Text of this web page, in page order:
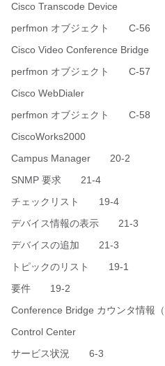
Cisco Transcode Device
perfmon オブジェクト C-56
Cisco Video Conference Bridge
perfmon オブジェクト C-57
Cisco WebDialer
perfmon オブジェクト C-58
CiscoWorks2000
Campus Manager 20-2
SNMP 要求 21-4
チェックリスト 19-4
デバイス情報の表示 21-3
デバイスの追加 21-3
トピックのリスト 19-1
要件 19-2
Conference Bridge カウンタ情
Control Center
サービス状況 6-3